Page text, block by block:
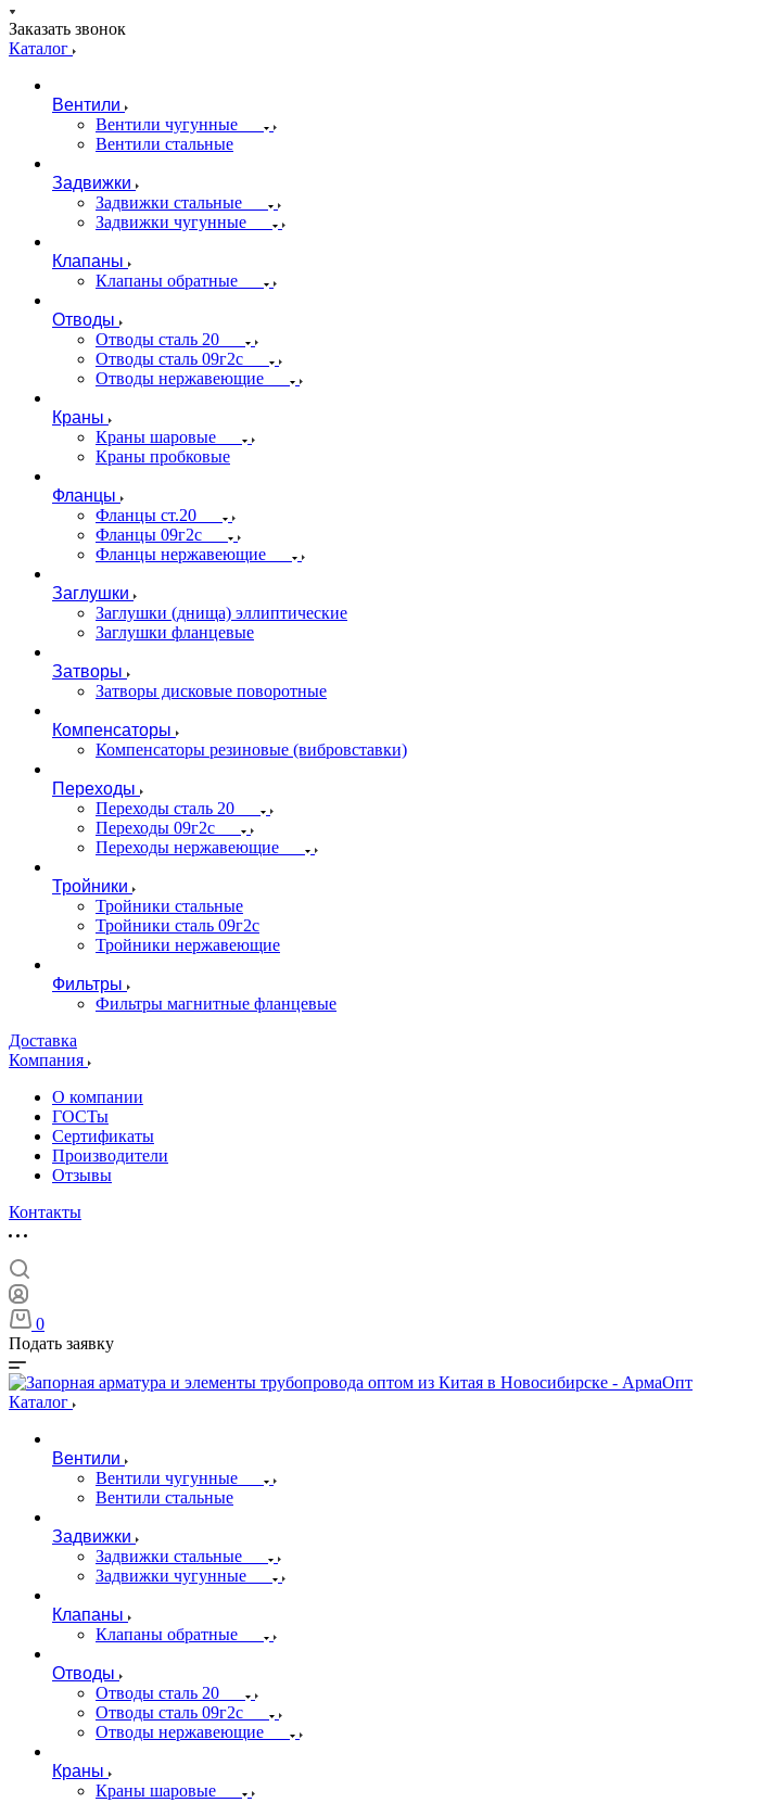
Заказать звонок
Каталог
Вентили
Вентили чугунные
Вентили стальные
Задвижки
Задвижки стальные
Задвижки чугунные
Клапаны
Клапаны обратные
Отводы
Отводы сталь 20
Отводы сталь 09г2с
Отводы нержавеющие
Краны
Краны шаровые
Краны пробковые
Фланцы
Фланцы ст.20
Фланцы 09г2с
Фланцы нержавеющие
Заглушки
Заглушки (днища) эллиптические
Заглушки фланцевые
Затворы
Затворы дисковые поворотные
Компенсаторы
Компенсаторы резиновые (вибровставки)
Переходы
Переходы сталь 20
Переходы 09г2с
Переходы нержавеющие
Тройники
Тройники стальные
Тройники сталь 09г2с
Тройники нержавеющие
Фильтры
Фильтры магнитные фланцевые
Доставка
Компания
О компании
ГОСТы
Сертификаты
Производители
Отзывы
Контакты
0
Подать заявку
Каталог
Вентили
Вентили чугунные
Вентили стальные
Задвижки
Задвижки стальные
Задвижки чугунные
Клапаны
Клапаны обратные
Отводы
Отводы сталь 20
Отводы сталь 09г2с
Отводы нержавеющие
Краны
Краны шаровые